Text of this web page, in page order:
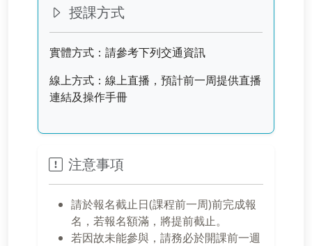
授課方式
實體方式：請參考下列交通資訊
線上方式：線上直播，預計前一周提供直播
連結及操作手冊
注意事項
請於報名截止日(課程前一周)前完成報
名，若報名額滿，將提前截止。
若因故未能參與，請務必於開課前一週